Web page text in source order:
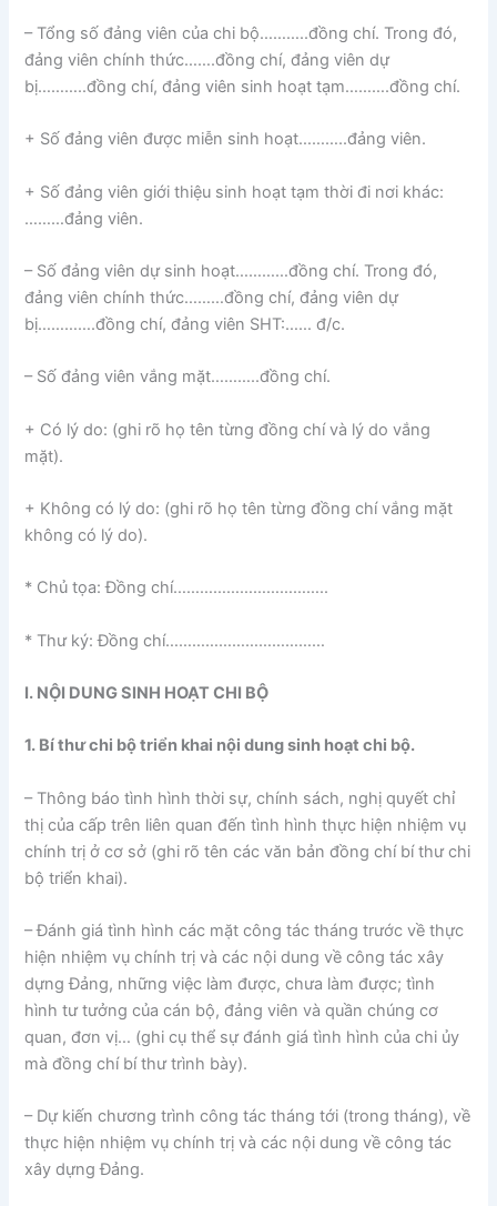
– Tổng số đảng viên của chi bộ………..đồng chí. Trong đó,
đảng viên chính thức…….đồng chí, đảng viên dự
bị………..đồng chí, đảng viên sinh hoạt tạm……….đồng chí.
+ Số đảng viên được miễn sinh hoạt………..đảng viên.
+ Số đảng viên giới thiệu sinh hoạt tạm thời đi nơi khác:
………đảng viên.
– Số đảng viên dự sinh hoạt…………đồng chí. Trong đó,
đảng viên chính thức………đồng chí, đảng viên dự
bị………….đồng chí, đảng viên SHT:…… đ/c.
– Số đảng viên vắng mặt………..đồng chí.
+ Có lý do: (ghi rõ họ tên từng đồng chí và lý do vắng
mặt).
+ Không có lý do: (ghi rõ họ tên từng đồng chí vắng mặt
không có lý do).
* Chủ tọa: Đồng chí……………………………..
* Thư ký: Đồng chí………………………………
I. NỘI DUNG SINH HOẠT CHI BỘ
1. Bí thư chi bộ triển khai nội dung sinh hoạt chi bộ.
– Thông báo tình hình thời sự, chính sách, nghị quyết chỉ
thị của cấp trên liên quan đến tình hình thực hiện nhiệm vụ
chính trị ở cơ sở (ghi rõ tên các văn bản đồng chí bí thư chi
bộ triển khai).
– Đánh giá tình hình các mặt công tác tháng trước về thực
hiện nhiệm vụ chính trị và các nội dung về công tác xây
dựng Đảng, những việc làm được, chưa làm được; tình
hình tư tưởng của cán bộ, đảng viên và quần chúng cơ
quan, đơn vị… (ghi cụ thể sự đánh giá tình hình của chi ủy
mà đồng chí bí thư trình bày).
– Dự kiến chương trình công tác tháng tới (trong tháng), về
thực hiện nhiệm vụ chính trị và các nội dung về công tác
xây dựng Đảng.